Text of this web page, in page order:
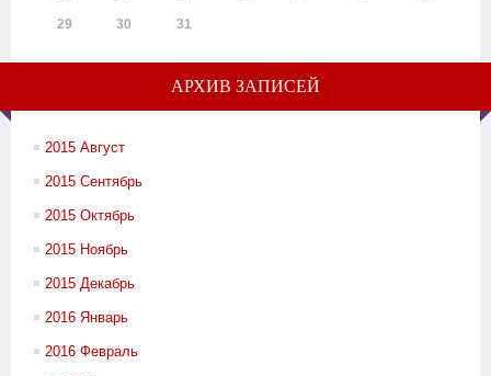
29 30 31
АРХИВ ЗАПИСЕЙ
2015 Август
2015 Сентябрь
2015 Октябрь
2015 Ноябрь
2015 Декабрь
2016 Январь
2016 Февраль